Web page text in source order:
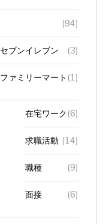
(94)
セブンイレブン (3)
ファミリーマート (1)
在宅ワーク (6)
求職活動 (14)
職種 (9)
面接 (6)